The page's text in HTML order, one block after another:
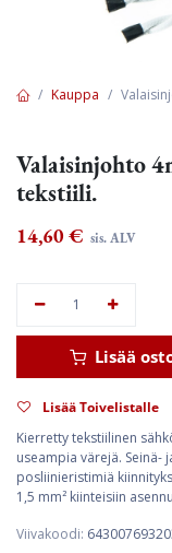
Kauppa
Valaisinjohto
tekstiili.
14,60 € sis. ALV
Lisää
Lisää Toivelistalle
Kierretty tekstiilinen
useampia värejä. Seinä-
posliinieristimiä
1,5 mm² kiinteisiin
Viivakoodi: